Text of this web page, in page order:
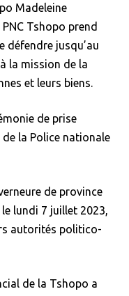
Madeleine
Tshopo prend
défendre jusqu’au
la mission de la
et leurs biens.
de prise
la Police nationale
de province
lundi 7 juillet 2023,
autorités politico-
de la Tshopo a